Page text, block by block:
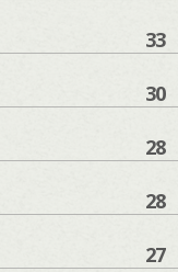
33
30
28
28
27